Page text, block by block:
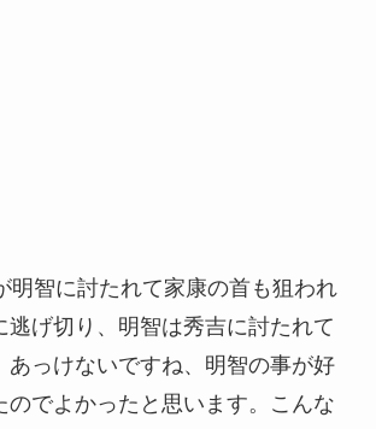
明智に討たれて家康の首も狙われ
逃げ切り、明智は秀吉に討たれて
あっけないですね、明智の事が好
のでよかったと思います。こんな